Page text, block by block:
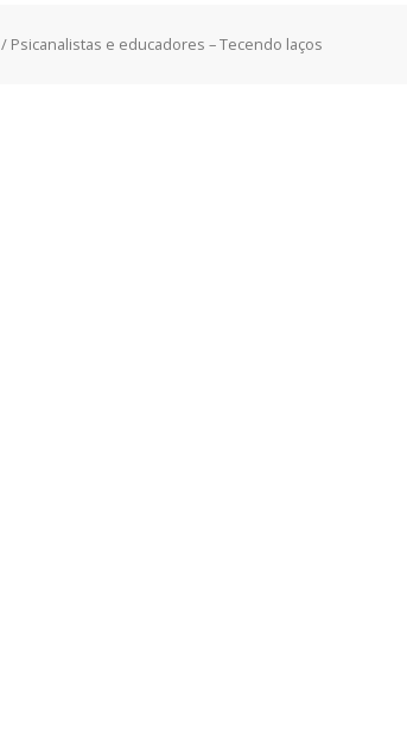
/ Psicanalistas e educadores – Tecendo laços